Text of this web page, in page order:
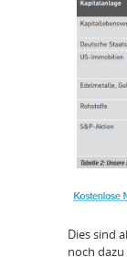
Dies sind
noch